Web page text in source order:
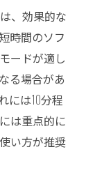
、効果的な
時間のソフ
ードが適し
る場合があ
には10分程
は重点的に
い方が推奨